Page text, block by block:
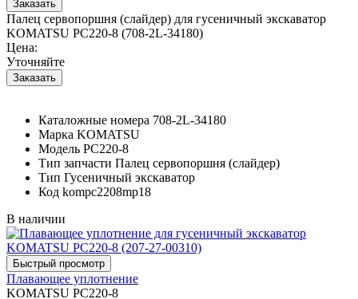
Палец сервопоршня (слайдер) для гусеничный экскаватор
KOMATSU PC220-8 (708-2L-34180)
Цена:
Уточняйте
Каталожные номера 708-2L-34180
Марка KOMATSU
Модель PC220-8
Тип запчасти Палец сервопоршня (слайдер)
Тип Гусеничный экскаватор
Код kompc2208mp18
В наличии
Плавающее уплотнение
KOMATSU PC220-8